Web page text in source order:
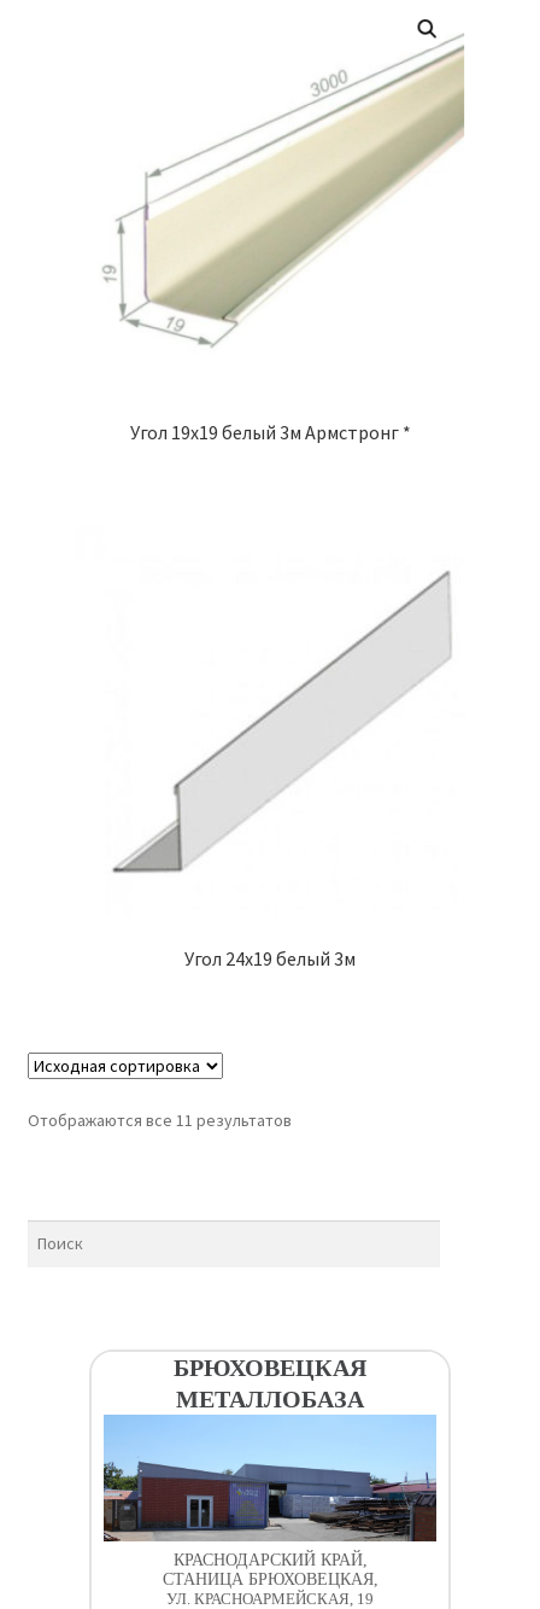
Угол 19х19 белый 3м Армстронг *
Угол 24х19 белый 3м
Отображаются все 11 результатов
БРЮХОВЕЦКАЯ
МЕТАЛЛОБАЗА
КРАСНОДАРСКИЙ КРАЙ,
СТАНИЦА БРЮХОВЕЦКАЯ,
УЛ. КРАСНОАРМЕЙСКАЯ, 19